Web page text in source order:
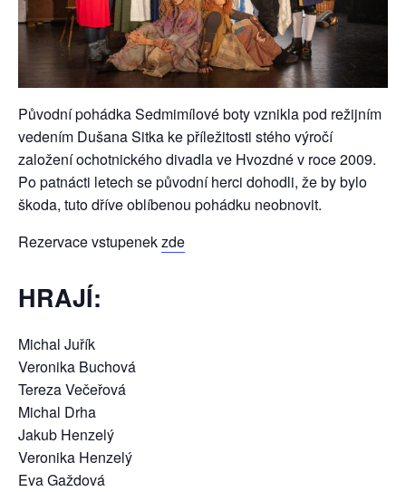
Původní pohádka Sedmimílové boty vznikla pod režijním
vedením Dušana Sitka ke příležitosti stého výročí
založení ochotnického divadla ve Hvozdné v roce 2009.
Po patnácti letech se původní herci dohodli, že by bylo
škoda, tuto dříve oblíbenou pohádku neobnovit.
Rezervace vstupenekzde
HRAJÍ:
Michal Juřík
Veronika Buchová
Tereza Večeřová
Michal Drha
Jakub Henzelý
Veronika Henzelý
Eva Gaždová